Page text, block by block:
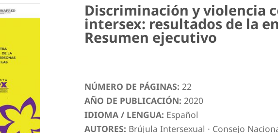
Discriminación y violencia
intersex: resultados de la
Resumen ejecutivo
NÚMERO DE PÁGINAS: 22
AÑO DE PUBLICACIÓN: 2020
IDIOMA / LENGUA: Español
AUTORES: Brújula Intersexual · Consejo